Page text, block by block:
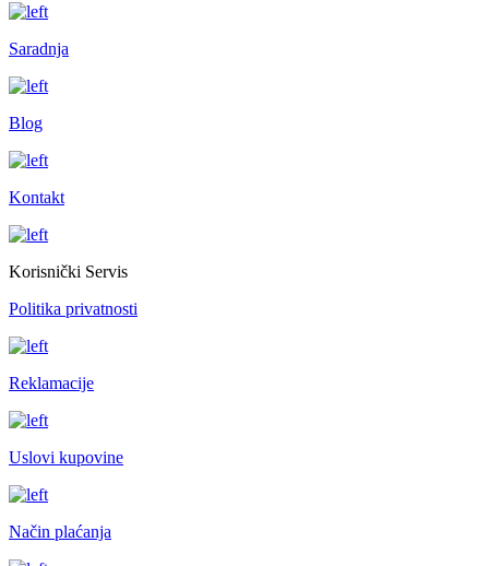
Saradnja
Blog
Kontakt
Korisnički Servis
Politika privatnosti
Reklamacije
Uslovi kupovine
Način plaćanja